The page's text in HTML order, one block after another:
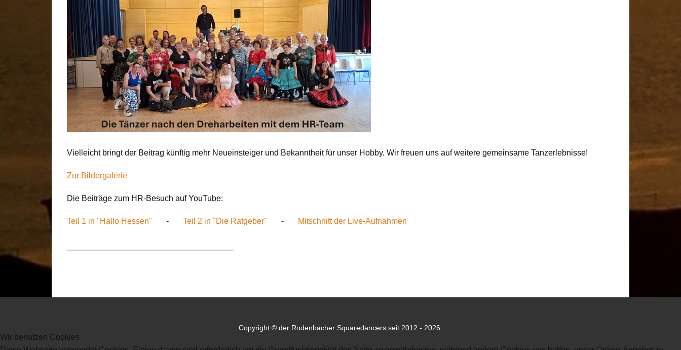
Vielleicht bringt der Beitrag künftig mehr Neueinsteiger und Bekanntheit für unser Hobby. Wir freuen uns auf weitere gemeinsame Tanzerlebnisse!
Zur Bildergalerie
Die Beiträge zum HR-Besuch auf YouTube:
Teil 1 in "Hallo Hessen" - Teil 2 in "Die Ratgeber" - Mitschnitt der Live-Aufnahmen
Copyright © der Rodenbacher Squaredancers seit 2012 - 2026.
Wir benutzen Cookies